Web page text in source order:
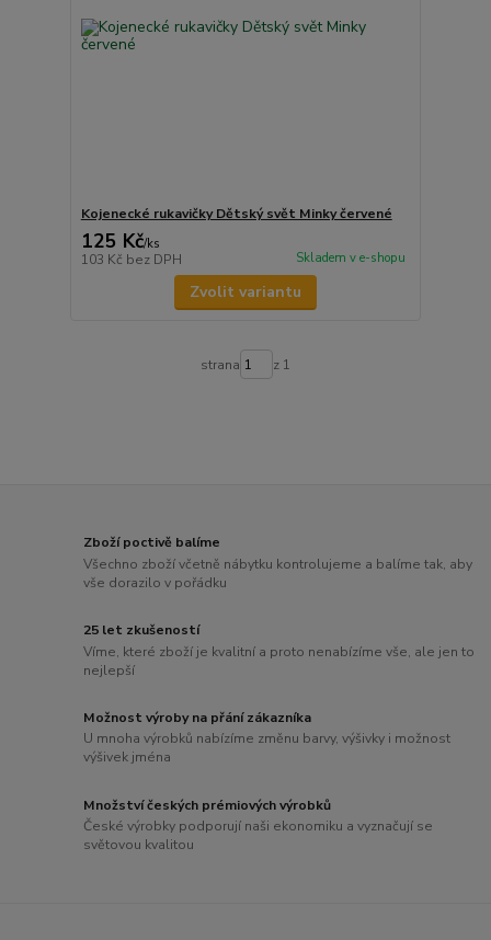
Kojenecké rukavičky Dětský svět Minky červené
125 Kč/ks
103 Kč bez DPH Skladem v e-shopu
Zvolit variantu
strana z 1
Zboží poctivě balíme
Všechno zboží včetně nábytku kontrolujeme a balíme tak, aby
vše dorazilo v pořádku
25 let zkušeností
Víme, které zboží je kvalitní a proto nenabízíme vše, ale jen to
nejlepší
Možnost výroby na přání zákazníka
U mnoha výrobků nabízíme změnu barvy, výšivky i možnost
výšivek jména
Množství českých prémiových výrobků
České výrobky podporují naši ekonomiku a vyznačují se
světovou kvalitou